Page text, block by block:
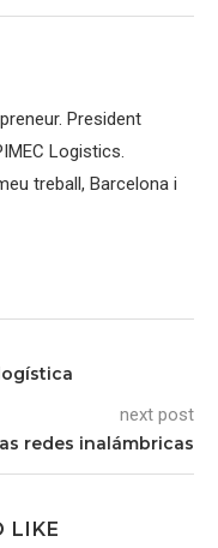
President
Logistics.
treball, Barcelona i
next post
redes inalámbricas
LIKE